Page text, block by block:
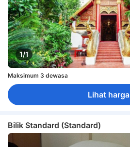
1/1
Maksimum 3 dewasa
Lihat harga
Bilik Standard (Standard)